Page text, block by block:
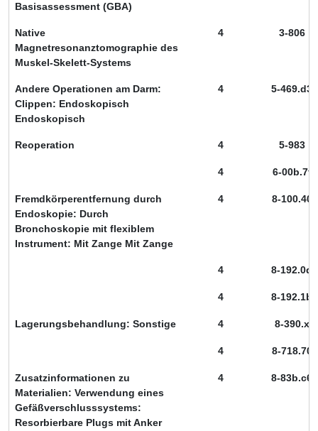
Basisassessment (GBA)
Native
Magnetresonanztomographie des
Muskel-Skelett-Systems
4 3-806
Andere Operationen am Darm:
Clippen: Endoskopisch
Endoskopisch
4 5-469.d3
Reoperation 4 5-983
4 6-00b.7f
Fremdkörperentfernung durch
Endoskopie: Durch
Bronchoskopie mit flexiblem
Instrument: Mit Zange Mit Zange
4 8-100.40
4 8-192.0d
4 8-192.1b
Lagerungsbehandlung: Sonstige 4 8-390.x
4 8-718.70
Zusatzinformationen zu
Materialien: Verwendung eines
Gefäßverschlusssystems:
Resorbierbare Plugs mit Anker
4 8-83b.c6